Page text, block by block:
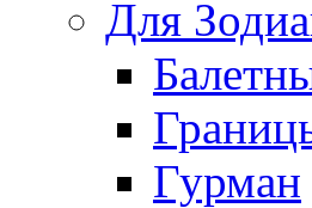
Для
Гурман